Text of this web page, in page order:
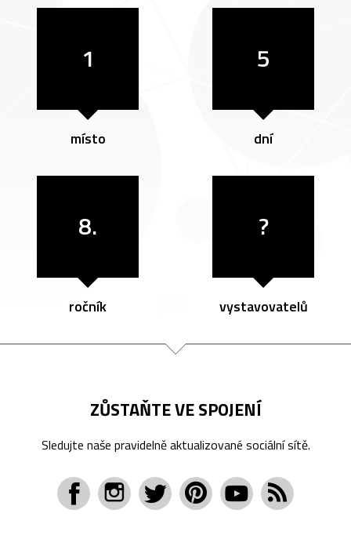
1
místo
5
dní
8.
ročník
?
vystavovatelů
ZŮSTAŇTE VE SPOJENÍ
Sledujte naše pravidelně aktualizované sociální sítě.